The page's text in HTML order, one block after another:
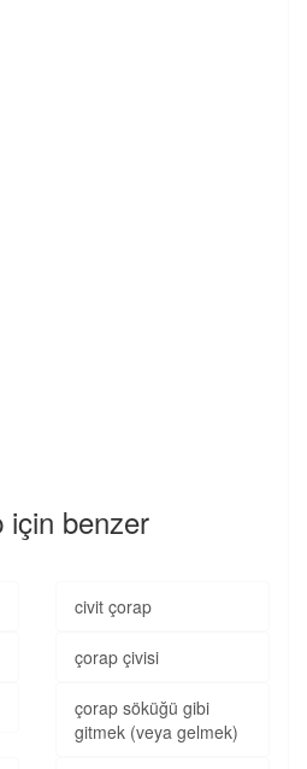
için benzer
civit çorap
çorap çivisi
çorap söküğü gibi
gitmek (veya gelmek)